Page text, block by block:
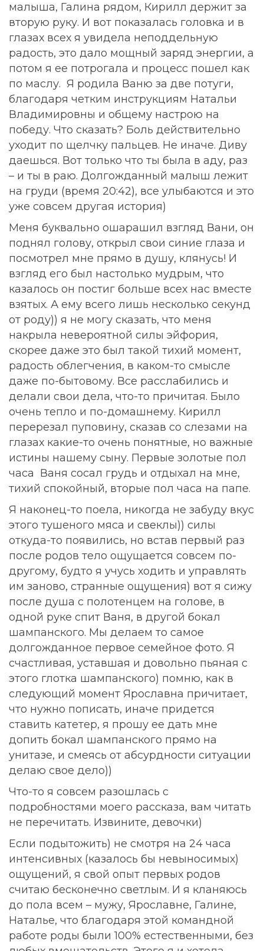
малыша, Галина рядом, Кирилл держит за
вторую руку. И вот показалась головка и в
глазах всех я увидела неподдельную
радость, это дало мощный заряд энергии, а
потом я ее потрогала и процесс пошел как
по маслу. Я родила Ваню за две потуги,
благодаря четким инструкциям Натальи
Владимировны и общему настрою на
победу. Что сказать? Боль действительно
уходит по щелчку пальцев. Не иначе. Диву
даешься. Вот только что ты была в аду, раз
– и ты в раю. Долгожданный малыш лежит
на груди (время 20:42), все улыбаются и это
уже совсем другая история)
Меня буквально ошарашил взгляд Вани, он
поднял голову, открыл свои синие глаза и
посмотрел мне прямо в душу, клянусь! И
взгляд его был настолько мудрым, что
казалось он постиг больше всех нас вместе
взятых. А ему всего лишь несколько секунд
от роду)) я не могу сказать, что меня
накрыла невероятной силы эйфория,
скорее даже это был такой тихий момент,
радость облегчения, в каком-то смысле
даже по-бытовому. Все расслабились и
делали свои дела, что-то причитая. Было
очень тепло и по-домашнему. Кирилл
перерезал пуповину, сказав со слезами на
глазах какие-то очень понятные, но важные
истины нашему сыну. Первые золотые пол
часа Ваня сосал грудь и отдыхал на мне,
тихий спокойный, вторые пол часа на папе.
Я наконец-то поела, никогда не забуду вкус
этого тушеного мяса и свеклы)) силы
откуда-то появились, но встав первый раз
после родов тело ощущается совсем по-
другому, будто я учусь ходить и управлять
им заново, странные ощущения) вот я сижу
после душа с полотенцем на голове, в
одной руке спит Ваня, в другой бокал
шампанского. Мы делаем то самое
долгожданное первое семейное фото. Я
счастливая, уставшая и довольно пьяная с
этого глотка шампанского) помню, как в
следующий момент Ярославна причитает,
что нужно пописать, иначе придется
ставить катетер, я прошу ее дать мне
допить бокал шампанского прямо на
унитазе, и смеясь от абсурдности ситуации
делаю свое дело))
Что-то я совсем разошлась с
подробностями моего рассказа, вам читать
не перечитать. Извините, девочки)
Если подытожить) не смотря на 24 часа
интенсивных (казалось бы невыносимых)
ощущений, я свой опыт первых родов
считаю бесконечно светлым. И я кланяюсь
до пола всем – мужу, Ярославне, Галине,
Наталье, что благодаря этой командной
работе роды были 100% естественными, без